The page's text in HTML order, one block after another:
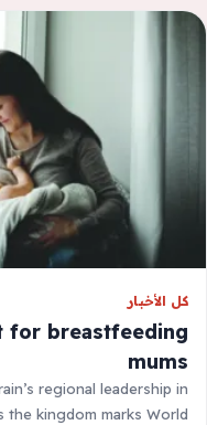
كل الأخبار
for breastfeeding
mums
regional leadership in
the kingdom marks World